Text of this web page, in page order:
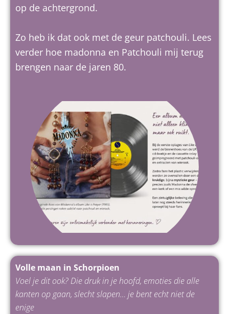
op de achtergrond.
Zo heb ik dat ook met de geur patchouli. Lees
verder hoe madonna en Patchouli mij terug
brengen naar de jaren 80.
Volle maan in Schorpioen
Voel je dit ook? Die druk in je hoofd, emoties die alle
kanten op gaan, slecht slapen… je bent echt niet de
enige